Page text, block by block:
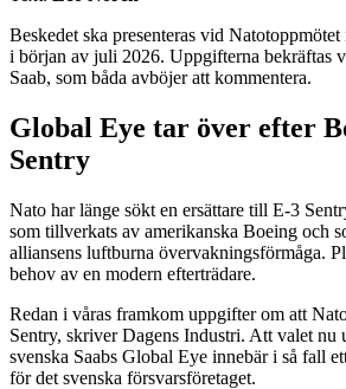
Beskedet ska presenteras vid
i början av juli 2026. Uppgifterna bekräftas
Saab, som båda avböjer att kommentera.
Global Eye tar över efter
Sentry
Nato har länge sökt en ersättare till E-3
som tillverkats av amerikanska Boeing och
alliansens luftburna övervakningsförmåga.
behov av en modern efterträdare.
Redan i våras framkom uppgifter om att
Sentry, skriver Dagens Industri. Att valet nu
svenska Saabs Global Eye innebär i så fall
för det svenska försvarsföretaget.